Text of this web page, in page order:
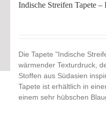
Indische Streifen Tapete –
Die Tapete "Indische
wärmender Texturdruck,
Stoffen aus Südasien
Tapete ist erhältlich in
einem sehr hübschen